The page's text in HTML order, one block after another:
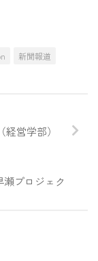
新聞報道
営学部）
プロジェク